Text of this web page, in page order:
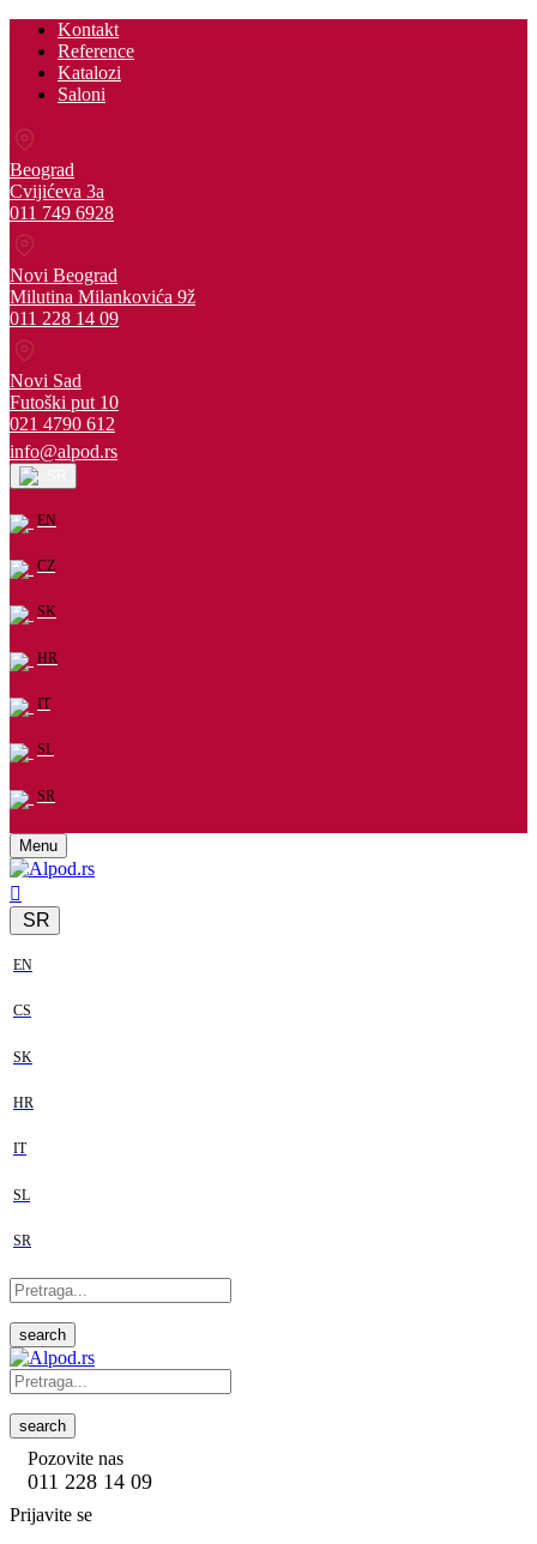
Kontakt
Reference
Katalozi
Saloni
Beograd
Cvijićeva 3a
011 749 6928
Novi Beograd
Milutina Milankovića 9ž
011 228 14 09
Novi Sad
Futoški put 10
021 4790 612
info@alpod.rs
EN
CZ
SK
HR
IT
SL
SR
Menu
SR
EN
CS
SK
HR
IT
SL
SR
search
search
Pozovite nas
011 228 14 09
Prijavite se